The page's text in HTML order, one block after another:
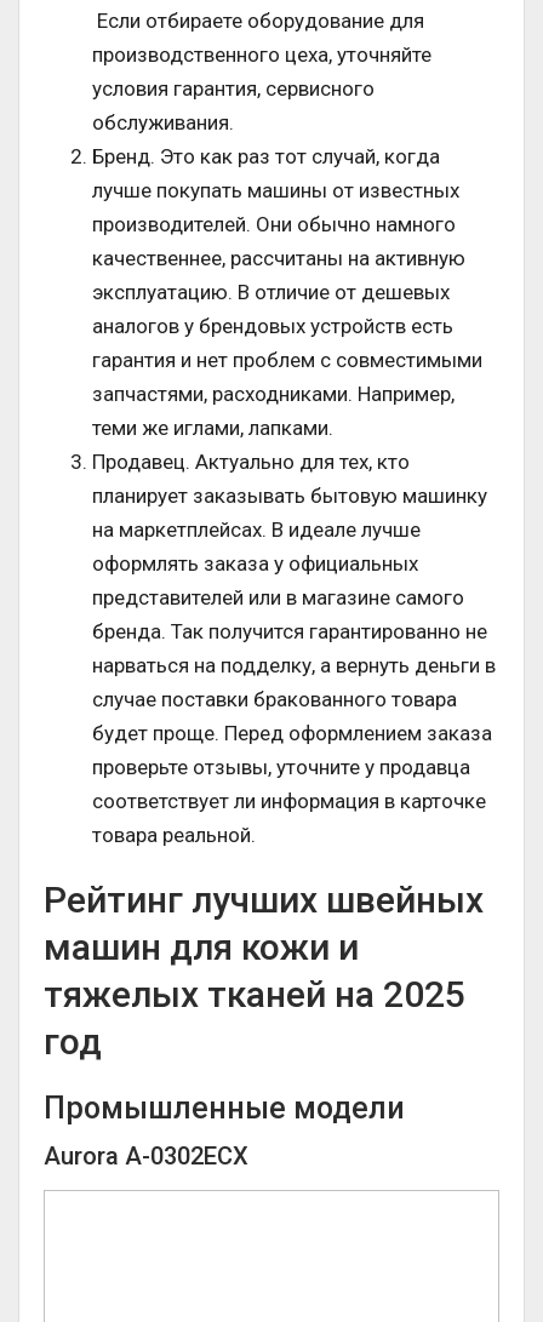
Если отбираете оборудование для
производственного цеха, уточняйте
условия гарантия, сервисного
обслуживания.
Бренд. Это как раз тот случай, когда
лучше покупать машины от известных
производителей. Они обычно намного
качественнее, рассчитаны на активную
эксплуатацию. В отличие от дешевых
аналогов у брендовых устройств есть
гарантия и нет проблем с совместимыми
запчастями, расходниками. Например,
теми же иглами, лапками.
Продавец. Актуально для тех, кто
планирует заказывать бытовую машинку
на маркетплейсах. В идеале лучше
оформлять заказа у официальных
представителей или в магазине самого
бренда. Так получится гарантированно не
нарваться на подделку, а вернуть деньги в
случае поставки бракованного товара
будет проще. Перед оформлением заказа
проверьте отзывы, уточните у продавца
соответствует ли информация в карточке
товара реальной.
Рейтинг лучших швейных
машин для кожи и
тяжелых тканей на 2025
год
Промышленные модели
Aurora A-0302ECX